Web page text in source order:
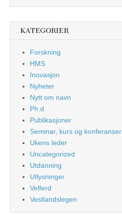
KATEGORIER
Forskning
HMS
Inovasjon
Nyheter
Nytt om navn
Ph.d
Publikasjoner
Seminar, kurs og konferanser
Ukens leder
Uncategorized
Utdanning
Utlysninger
Velferd
Vestlandslegen